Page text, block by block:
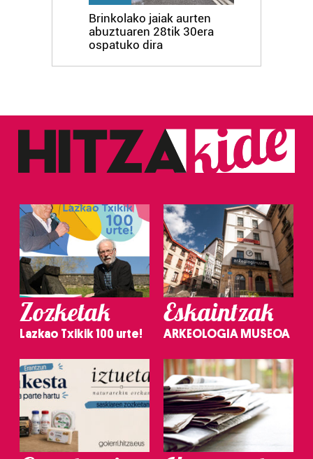
Brinkolako jaiak aurten
abuztuaren 28tik 30era
ospatuko dira
Zozketak
Lazkao Txikik 100 urte!
Eskaintzak
ARKEOLOGIA MUSEOA